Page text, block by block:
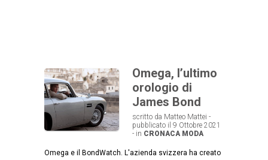
Omega, l’ultimo
orologio di
James Bond
scritto da Matteo Mattei -
pubblicato il 9 Ottobre 2021
- in CRONACA MODA
Omega e il BondWatch. L'azienda svizzera ha creato